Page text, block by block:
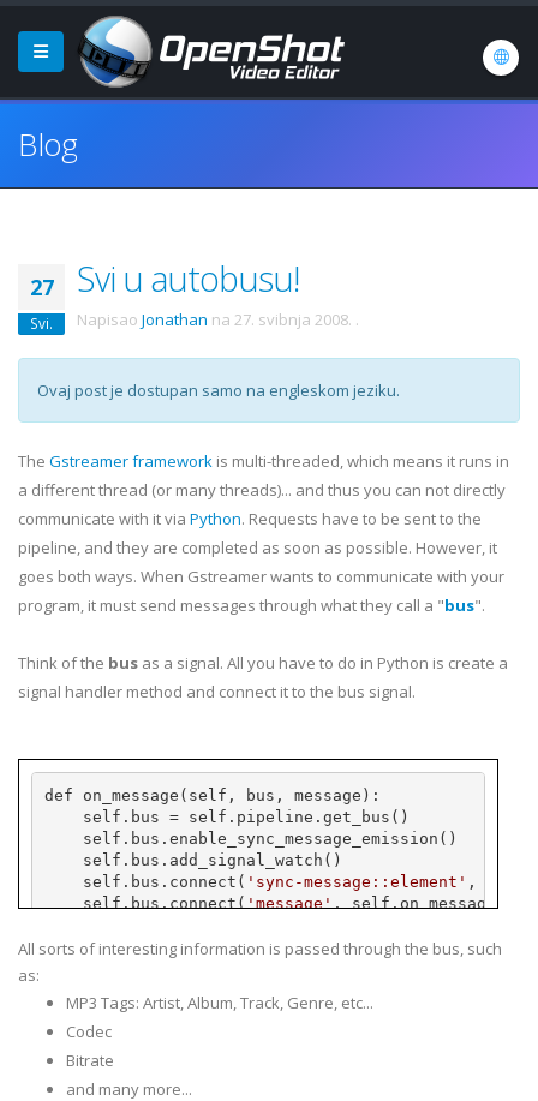
Blog
27
Svi.
Svi u autobusu!
Napisao Jonathan na 27. svibnja 2008. .
Ovaj post je dostupan samo na engleskom jeziku.
The Gstreamerframework is multi-threaded, which means it runs in
a different thread (or many threads)... and thus you can not directly
communicate with it via Python. Requests have to be sent to the
pipeline, and they are completed as soon as possible. However, it
goes both ways. When Gstreamerwants to communicate with your
program, it must send messages through what they call a "bus".
Think of the bus as a signal. All you have to do in Python is create a
signal handler method and connect it to the bus signal.
def on_message(self, bus, message):
    self.bus = self.pipeline.get_bus()
    self.bus.enable_sync_message_emission()
    self.bus.add_signal_watch()
    self.bus.connect(
'sync-message::element' ,
    self.bus.connect(
'message' , self.on_message)
def on_message(self, bus, message):
All sorts of interesting information is passed through the bus, such
as:
MP3 Tags: Artist, Album, Track, Genre, etc...
Codec
Bitrate
and many more...